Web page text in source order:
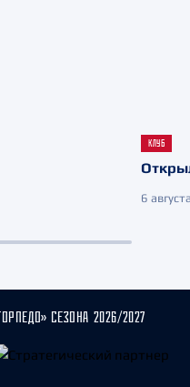
КЛУБ
6
СЕЗОНА 2026/2027